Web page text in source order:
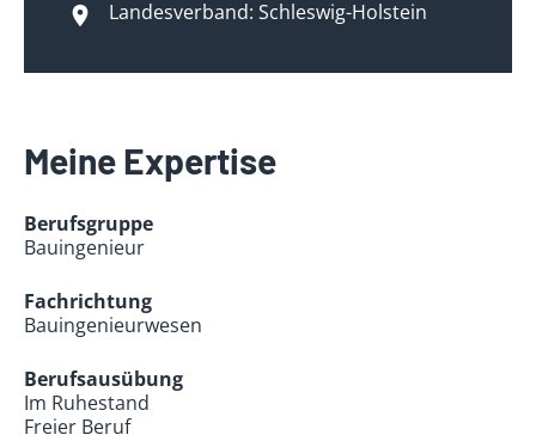
Landesverband: Schleswig-Holstein
Meine Expertise
Berufsgruppe
Bauingenieur
Fachrichtung
Bauingenieurwesen
Berufsausübung
Im Ruhestand
Freier Beruf